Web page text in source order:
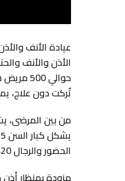
عيادة الأنف
الأذن والأنف
حوالي
تُركت دون علاج،
الحضور والرجال 20%، مما يعكس انتشار العيادة الواسع داخل المجتمع.
مزودة بمنظار